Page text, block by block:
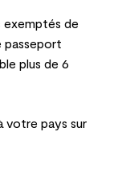
exemptés de
passeport
plus de 6
votre pays sur